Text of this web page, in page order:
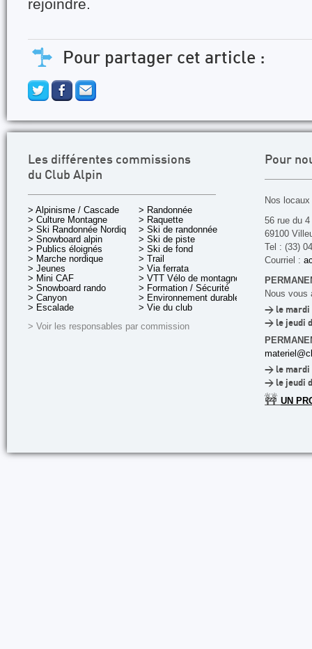
rejoindre.
Pour partager cet article :
Les différentes commissions
du Club Alpin
> Alpinisme / Cascade
> Culture Montagne
> Ski Randonnée Nordique
> Snowboard alpin
> Publics éloignés
> Marche nordique
> Jeunes
> Mini CAF
> Snowboard rando
> Canyon
> Escalade
> Randonnée
> Raquette
> Ski de randonnée
> Ski de piste
> Ski de fond
> Trail
> Via ferrata
> VTT Vélo de montagne
> Formation / Sécurité
> Environnement durable
> Vie du club
> Voir les responsables par commission
Pour
Nos
56 rue du
69100
Tel : (33)
Courriel :
Nous vous
> le mardi
> le jeudi
> le mardi
> le jeudi
🚧 UN